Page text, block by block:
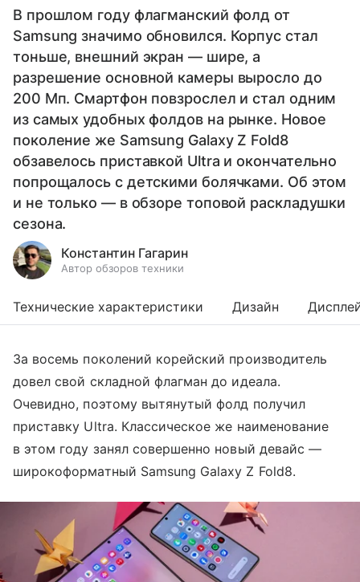
В прошлом году флагманский фолд от
Samsung значимо обновился. Корпус стал
тоньше, внешний экран — шире, а
разрешение основной камеры выросло до
200 Мп. Смартфон повзрослел и стал одним
из самых удобных фолдов на рынке. Новое
поколение же Samsung Galaxy Z Fold8
обзавелось приставкой Ultra и окончательно
попрощалось с детскими болячками. Об этом
и не только — в обзоре топовой раскладушки
сезона.
Константин Гагарин
Автор обзоров техники
Технические характеристики Дизайн
За восемь поколений корейский производитель
довел свой складной флагман до идеала.
Очевидно, поэтому вытянутый фолд получил
приставку Ultra. Классическое же наименование
в этом году занял совершенно новый девайс —
широкоформатный Samsung Galaxy Z Fold8.